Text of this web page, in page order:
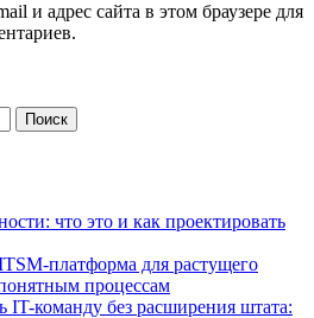
и адрес сайта в этом браузере для
что это и как проектировать
платформа для растущего
процессам
IT-команду без расширения штата: